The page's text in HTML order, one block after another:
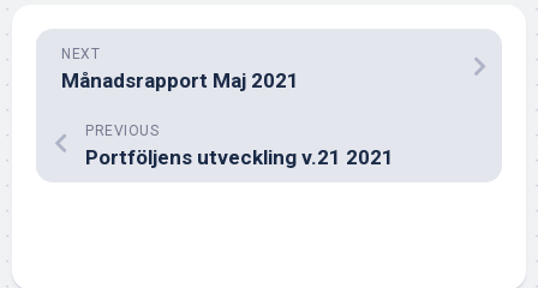
NEXT
Månadsrapport Maj 2021
PREVIOUS
Portföljens utveckling v.21 2021